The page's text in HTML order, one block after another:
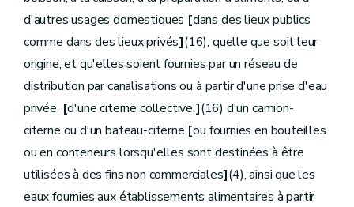
Sous-section 7 Dispositions diverses
Art.D.342
Art.[D.342bis
Section[2 Organismes d'assainissement][Décret 07.11.2007]
Art.D.343
Art.D.344
Art.D.345
Chapitre
Dans le domaine de la production et de la distribution de l'eau
Section1re
Généralités
Art. D.346
D.347
Art.D.348
Art.D.349
d'autres usages domestiques [dans des lieux publics
comme dans des lieux privés](16), quelle que soit leur
origine, et qu'elles soient fournies par un réseau de
distribution par canalisations ou à partir d'une prise d'eau
privée, [d'une citerne collective,](16) d'un camion-
citerne ou d'un bateau-citerne [ou fournies en bouteilles
ou en conteneurs lorsqu'elles sont destinées à être
utilisées à des fins non commerciales](4), ainsi que les
eaux fournies aux établissements alimentaires à partir